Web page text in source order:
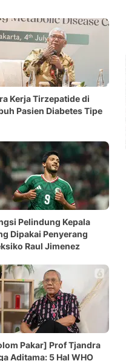
Kerja Tirzepatide di
Pasien Diabetes Tipe
Pelindung Kepala
Dipakai Penyerang
Raul Jimenez
Pakar] Prof Tjandra
Aditama: 5 Hal WHO